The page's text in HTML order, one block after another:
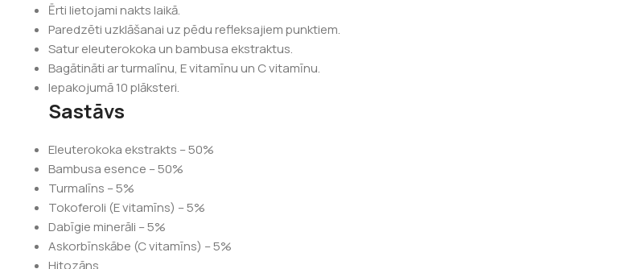
Ērti lietojami nakts laikā.
Paredzēti uzklāšanai uz pēdu refleksajiem punktiem.
Satur eleuterokoka un bambusa ekstraktus.
Bagātināti ar turmalīnu, E vitamīnu un C vitamīnu.
Iepakojumā 10 plāksteri.
Sastāvs
Eleuterokoka ekstrakts – 50%
Bambusa esence – 50%
Turmalīns – 5%
Tokoferoli (E vitamīns) – 5%
Dabīgie minerāli – 5%
Askorbīnskābe (C vitamīns) – 5%
Hitozāns